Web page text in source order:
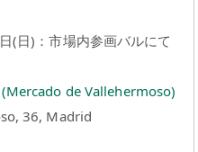
市場内参画バルにて
de Vallehermoso)
36, Madrid